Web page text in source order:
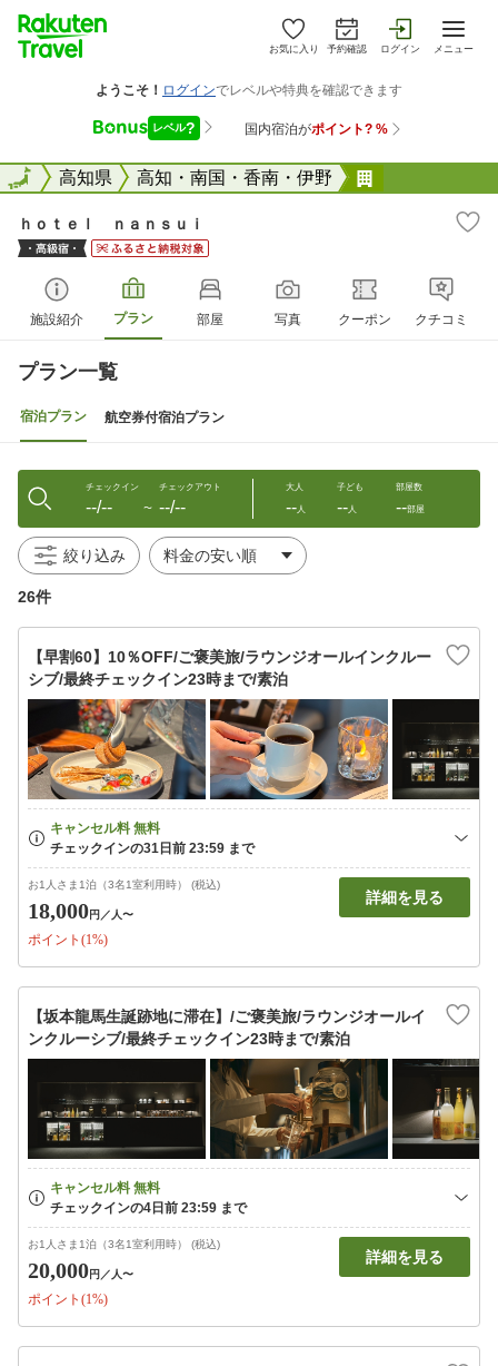
お気に入り 予約確認 ログイン メニュー
全国高知県 高知・南国・香南・伊野
全国
ｈｏｔｅｌ ｎａｎｓｕｉ
施設紹介 プラン 部屋 写真 クーポン クチコミ
プラン一覧
宿泊プラン 航空券付宿泊プラン
チェックイン
--/-- 〜
チェックアウト
--/--
大人
--人
子ども
--人
部屋数
--部屋
絞り込み
26件
【早割60】10％OFF/ご褒美旅/ラウンジオールインクルー
シブ/最終チェックイン23時まで/素泊
お1人さま1泊（3名1室利用時） (税込)
18,000円 ／人〜
ポイント(1%)
詳細を見る
【坂本龍馬生誕跡地に滞在】/ご褒美旅/ラウンジオールイ
ンクルーシブ/最終チェックイン23時まで/素泊
お1人さま1泊（3名1室利用時） (税込)
20,000円 ／人〜
ポイント(1%)
詳細を見る